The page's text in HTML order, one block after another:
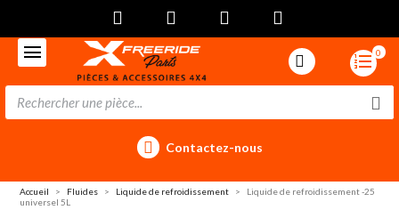
0
Contactez-nous
Accueil Fluides Liquide de refroidissement
Liquide de refroidissement -25
universel 5L